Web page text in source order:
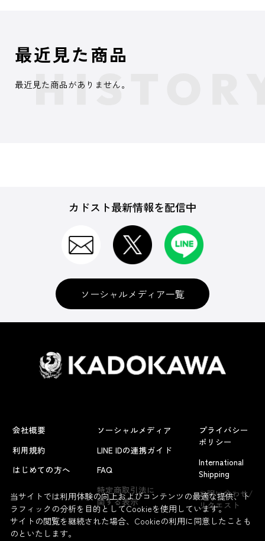
よくあるお問い合わせ
最近見た商品
最近見た商品がありません。
カドスト最新情報を配信中
ソーシャルメディア一覧
会社概要
利用規約
はじめての方へ
ソーシャルメディア
LINE IDの連携ガイド
FAQ
特定商取引法に
関する表示
プライバシー
ポリシー
International
Shipping
お問い合わせ/
リクエスト
当サイトでは利用体験の向上およびコンテンツの最適な提供、ト
ラフィックの分析を目的としてCookieを使用しています。
サイトの閲覧を継続された場合、Cookieの利用に同意したことも
のといたします。